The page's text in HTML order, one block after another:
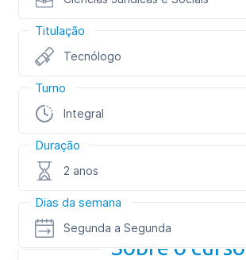
Titulação
Tecnólogo
Turno
Integral
Duração
2 anos
Dias da semana
Segunda a Segunda
Sobre o curso